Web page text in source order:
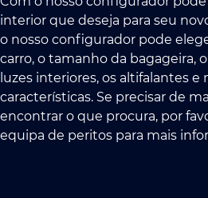
interior que deseja para seu
o nosso configurador pode
carro, o tamanho da bagageira,
luzes interiores, os altifalantes
características. Se precisar de
encontrar o que procura, por
equipa de peritos para mais